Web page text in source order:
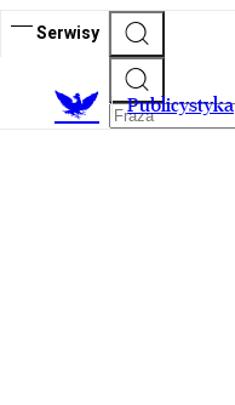
Serwisy
Publicystyka